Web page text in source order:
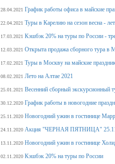
28.04.2021 График работы офиса в майские
22.04.2021 Туры в Карелию на сезон весна -
17.03.2021 Кэшбэк 20% на туры по России -
12.03.2021 Открыта продажа сборного тура в
17.02.2021 Туры в Москву на майские
08.02.2021 Лето на Алтае 2021
25.01.2021 Весенний сборный экскурсионный
30.12.2020 График работы в новогодние
25.11.2020 Новогодний ужин в гостинице
24.11.2020 Акция "ЧЕРНАЯ ПЯТНИЦА"
13.11.2020 Новогодний ужин в гостинице
02.11.2020 Кэшбэк 20% на туры по России